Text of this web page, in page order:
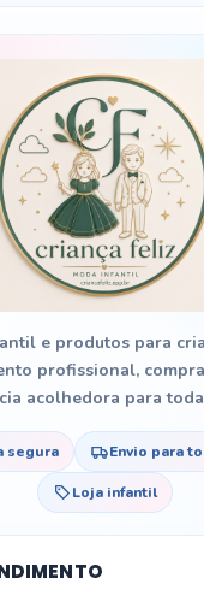
e produtos para
profissional,
acolhedora para
segura Envio para
Loja infantil